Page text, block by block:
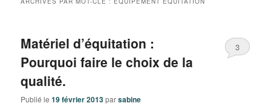
Matériel d’équitation :
Pourquoi faire le choix de la
qualité.
Publié le19 février 2013parsabine
3